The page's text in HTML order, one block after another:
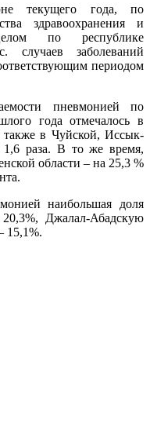
текущего года, по
здравоохранения и
по республике
случаев заболеваний
периодом
пневмонией по
года отмечалось в
в Чуйской, Иссык-
1,6 раза. В то же время,
области – на 25,3 %
наибольшая доля
Джалал-Абадскую
15,1%.